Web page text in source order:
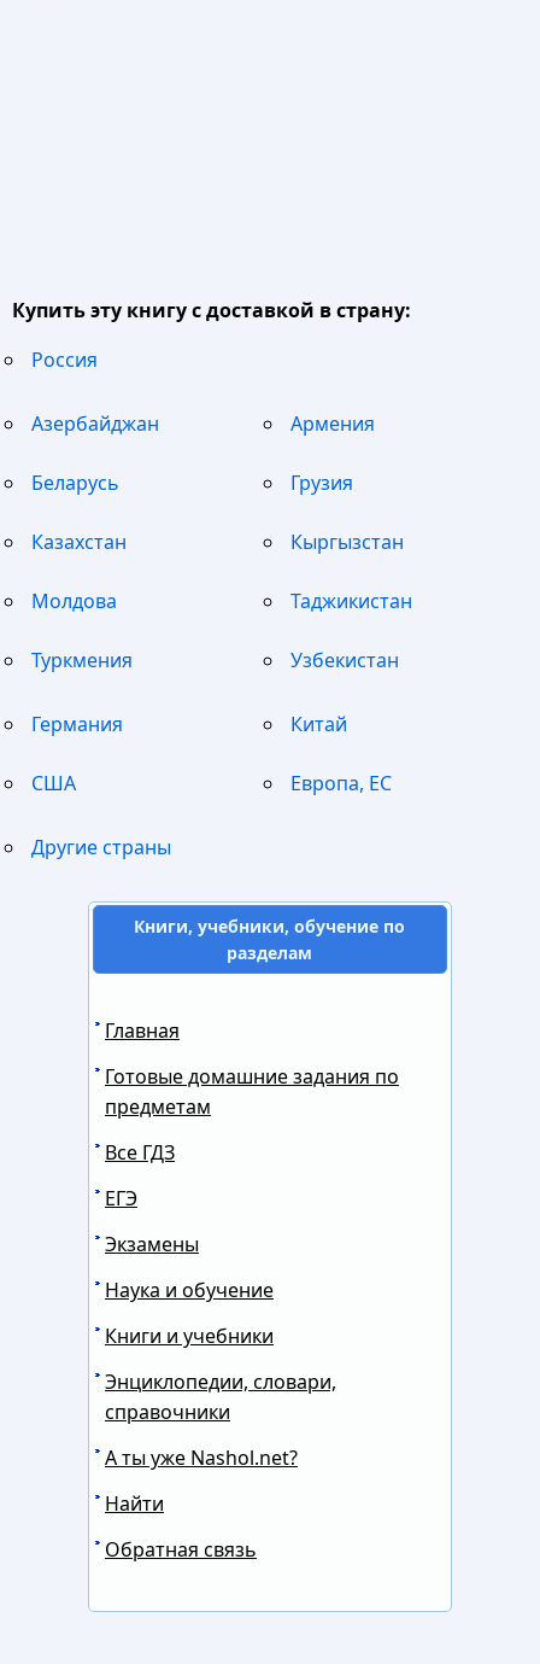
Купить эту книгу с доставкой в страну:
Россия
Азербайджан Армения
Беларусь Грузия
Казахстан Кыргызстан
Молдова Таджикистан
Туркмения Узбекистан
Германия Китай
США Европа, ЕС
Другие страны
Книги, учебники, обучение по
разделам
Главная
Готовые домашние задания по
предметам
Все ГДЗ
ЕГЭ
Экзамены
Наука и обучение
Книги и учебники
Энциклопедии, словари,
справочники
А ты уже Nashol.net?
Найти
Обратная связь